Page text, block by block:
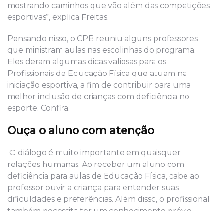
mostrando caminhos que vão além das competições
esportivas”, explica Freitas.
Pensando nisso, o CPB reuniu alguns professores
que ministram aulas nas escolinhas do programa.
Eles deram algumas dicas valiosas para os
Profissionais de Educação Física que atuam na
iniciação esportiva, a fim de contribuir para uma
melhor inclusão de crianças com deficiência no
esporte. Confira.
Ouça o aluno com atenção
O diálogo é muito importante em quaisquer
relações humanas. Ao receber um aluno com
deficiência para aulas de Educação Física, cabe ao
professor ouvir a criança para entender suas
dificuldades e preferências. Além disso, o profissional